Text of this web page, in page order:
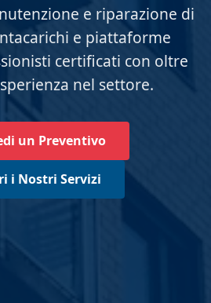
e riparazione di
e piattaforme
certificati con oltre
nel settore.
un Preventivo
i Nostri Servizi